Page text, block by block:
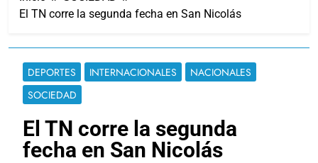
El TN corre la segunda fecha en San Nicolás
DEPORTES INTERNACIONALES
NACIONALES
SOCIEDAD
El TN corre la segunda
fecha en San Nicolás